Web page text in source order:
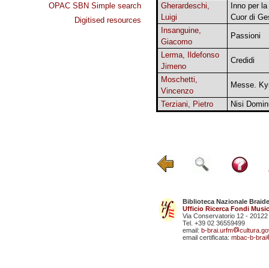
OPAC SBN Simple search
Digitised resources
Gherardeschi,
Luigi
Inno per
Cuor di
Insanguine,
Giacomo
Passioni
Lerma, Ildefonso
Jimeno
Credidi
Moschetti,
Vincenzo
Messe.
Terziani, Pietro Nisi
Biblioteca Nazionale
Ufficio Ricerca Fondi
Via Conservatorio 12 - 20122
Tel. +39 02 36559499
email: b-brai.urfm
email certificata: mbac-b-brai